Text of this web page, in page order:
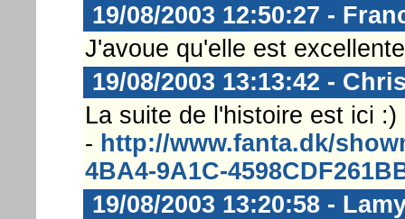
19/08/2003 12:50:27 -
J'avoue qu'elle est
19/08/2003 13:13:42 -
La suite de l'histoire est ici :)
- http://www.fanta.dk/
4BA4-9A1C-
19/08/2003 13:20:58 -